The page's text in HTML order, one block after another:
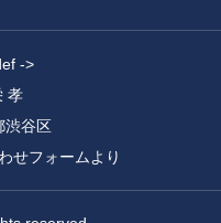
->
孝
渋谷区
せフォームより